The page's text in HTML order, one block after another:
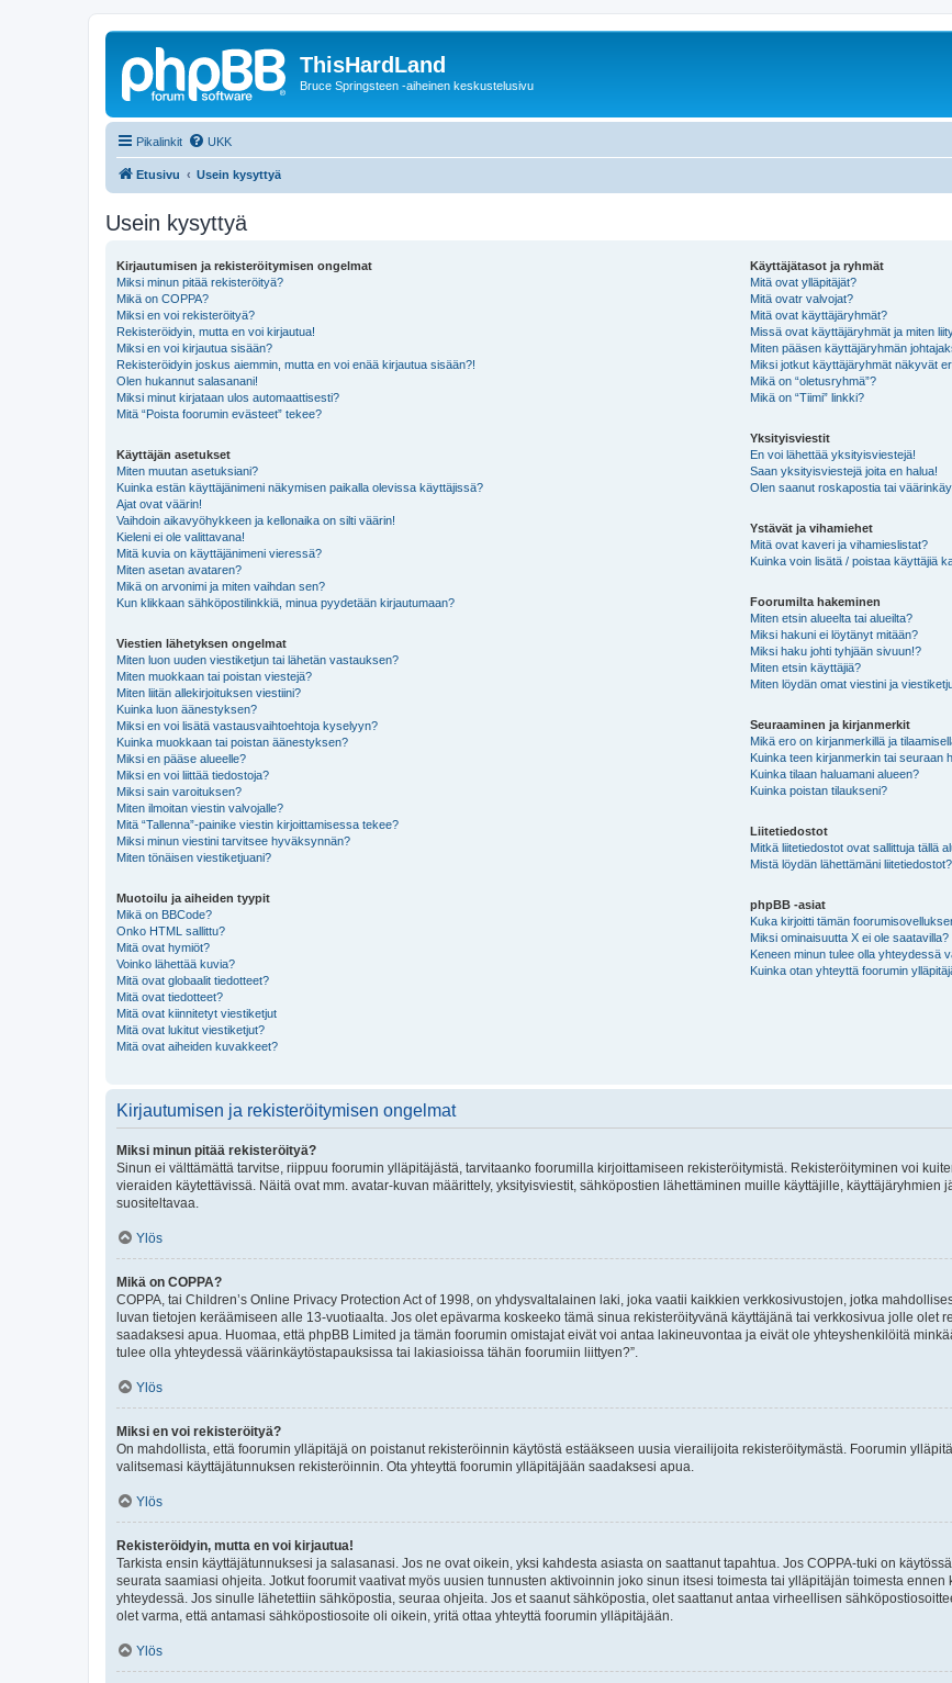
ThisHardLand
Bruce Springsteen -aiheinen keskustelusivu
Pikalinkit UKK
Etusivu Usein kysyttyä
Usein kysyttyä
Kirjautumisen ja rekisteröitymisen ongelmat
Miksi minun pitää rekisteröityä?
Mikä on COPPA?
Miksi en voi rekisteröityä?
Rekisteröidyin, mutta en voi kirjautua!
Miksi en voi kirjautua sisään?
Rekisteröidyin joskus aiemmin, mutta en voi enää kirjautua sisään?!
Olen hukannut salasanani!
Miksi minut kirjataan ulos automaattisesti?
Mitä “Poista foorumin evästeet” tekee?
Käyttäjän asetukset
Miten muutan asetuksiani?
Kuinka estän käyttäjänimeni näkymisen paikalla olevissa käyttäjissä?
Ajat ovat väärin!
Vaihdoin aikavyöhykkeen ja kellonaika on silti väärin!
Kieleni ei ole valittavana!
Mitä kuvia on käyttäjänimeni vieressä?
Miten asetan avataren?
Mikä on arvonimi ja miten vaihdan sen?
Kun klikkaan sähköpostilinkkiä, minua pyydetään kirjautumaan?
Viestien lähetyksen ongelmat
Miten luon uuden viestiketjun tai lähetän vastauksen?
Miten muokkaan tai poistan viestejä?
Miten liitän allekirjoituksen viestiini?
Kuinka luon äänestyksen?
Miksi en voi lisätä vastausvaihtoehtoja kyselyyn?
Kuinka muokkaan tai poistan äänestyksen?
Miksi en pääse alueelle?
Miksi en voi liittää tiedostoja?
Miksi sain varoituksen?
Miten ilmoitan viestin valvojalle?
Mitä “Tallenna”-painike viestin kirjoittamisessa tekee?
Miksi minun viestini tarvitsee hyväksynnän?
Miten tönäisen viestiketjuani?
Muotoilu ja aiheiden tyypit
Mikä on BBCode?
Onko HTML sallittu?
Mitä ovat hymiöt?
Voinko lähettää kuvia?
Mitä ovat globaalit tiedotteet?
Mitä ovat tiedotteet?
Mitä ovat kiinnitetyt viestiketjut
Mitä ovat lukitut viestiketjut?
Mitä ovat aiheiden kuvakkeet?
Käyttäjätasot ja ryhmät
Mitä ovat ylläpitäjät?
Mitä ovatr valvojat?
Mitä ovat käyttäjäryhmät?
Missä ovat käyttäjäryhmät ja miten
Miten pääsen käyttäjäryhmän
Miksi jotkut käyttäjäryhmät näkyvät
Mikä on “oletusryhmä”?
Mikä on “Tiimi” linkki?
Yksityisviestit
En voi lähettää yksityisviestejä!
Saan yksityisviestejä joita en halua!
Olen saanut roskapostia tai
Ystävät ja vihamiehet
Mitä ovat kaveri ja vihamieslistat?
Kuinka voin lisätä / poistaa käyttäjiä
Foorumilta hakeminen
Miten etsin alueelta tai alueilta?
Miksi hakuni ei löytänyt mitään?
Miksi haku johti tyhjään sivuun!?
Miten etsin käyttäjiä?
Miten löydän omat viestini ja
Seuraaminen ja kirjanmerkit
Mikä ero on kirjanmerkillä ja
Kuinka teen kirjanmerkin tai seuraan
Kuinka tilaan haluamani alueen?
Kuinka poistan tilaukseni?
Liitetiedostot
Mitkä liitetiedostot ovat sallittuja tällä
Mistä löydän lähettämäni liitetiedostot?
phpBB -asiat
Kuka kirjoitti tämän
Miksi ominaisuutta X ei ole saatavilla?
Keneen minun tulee olla yhteydessä
Kuinka otan yhteyttä foorumin
Kirjautumisen ja rekisteröitymisen ongelmat
Miksi minun pitää rekisteröityä?
Sinun ei välttämättä tarvitse, riippuu foorumin ylläpitäjästä, tarvitaanko foorumilla kirjoittamiseen rekisteröitymistä. Rekisteröityminen voi
vieraiden käytettävissä. Näitä ovat mm. avatar-kuvan määrittely, yksityisviestit, sähköpostien lähettäminen muille käyttäjille,
suositeltavaa.
Ylös
Mikä on COPPA?
COPPA, tai Children’s Online Privacy Protection Act of 1998, on yhdysvaltalainen laki, joka vaatii kaikkien verkkosivustojen, jotka
luvan tietojen keräämiseen alle 13-vuotiaalta. Jos olet epävarma koskeeko tämä sinua rekisteröityvänä käyttäjänä tai verkkosivua jolle olet
saadaksesi apua. Huomaa, että phpBB Limited ja tämän foorumin omistajat eivät voi antaa lakineuvontaa ja eivät ole yhteyshenkilöitä
tulee olla yhteydessä väärinkäytöstapauksissa tai lakiasioissa tähän foorumiin liittyen?”.
Ylös
Miksi en voi rekisteröityä?
On mahdollista, että foorumin ylläpitäjä on poistanut rekisteröinnin käytöstä estääkseen uusia vierailijoita rekisteröitymästä. Foorumin
valitsemasi käyttäjätunnuksen rekisteröinnin. Ota yhteyttä foorumin ylläpitäjään saadaksesi apua.
Ylös
Rekisteröidyin, mutta en voi kirjautua!
Tarkista ensin käyttäjätunnuksesi ja salasanasi. Jos ne ovat oikein, yksi kahdesta asiasta on saattanut tapahtua. Jos COPPA-tuki on
seurata saamiasi ohjeita. Jotkut foorumit vaativat myös uusien tunnusten aktivoinnin joko sinun itsesi toimesta tai ylläpitäjän toimesta
yhteydessä. Jos sinulle lähetettiin sähköpostia, seuraa ohjeita. Jos et saanut sähköpostia, olet saattanut antaa virheellisen
olet varma, että antamasi sähköpostiosoite oli oikein, yritä ottaa yhteyttä foorumin ylläpitäjään.
Ylös